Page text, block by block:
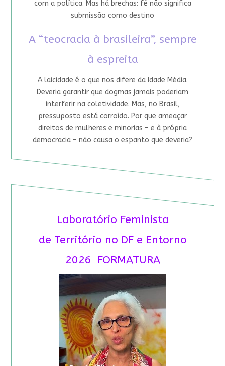
com a política. Mas há brechas: fé não significa
submissão como destino
A “teocracia à brasileira”, sempre
à espreita
A laicidade é o que nos difere da Idade Média.
Deveria garantir que dogmas jamais poderiam
interferir na coletividade. Mas, no Brasil,
pressuposto está corroído. Por que ameaçar
direitos de mulheres e minorias – e à própria
democracia – não causa o espanto que deveria?
Laboratório Feminista
de Território no DF e Entorno
2026 FORMATURA